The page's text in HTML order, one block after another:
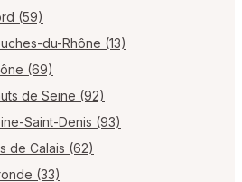
(59)
du-Rhône (13)
(69)
de Seine (92)
Saint-Denis (93)
de Calais (62)
(33)